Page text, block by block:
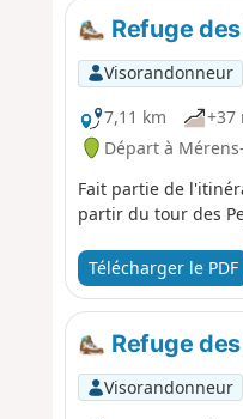
Refuge
Visorandonneur
7,11 km
+37
Départ à
Fait partie de
partir du tour des
Télécharger le PDF
Refuge
Visorandonneur